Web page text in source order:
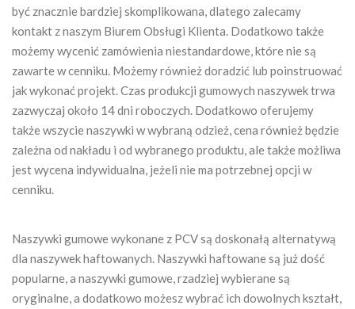
być znacznie bardziej skomplikowana, dlatego zalecamy
kontakt z naszym Biurem Obsługi Klienta. Dodatkowo także
możemy wycenić zamówienia niestandardowe, które nie są
zawarte w cenniku. Możemy również doradzić lub poinstruować
jak wykonać projekt. Czas produkcji gumowych naszywek trwa
zazwyczaj około 14 dni roboczych. Dodatkowo oferujemy
także wszycie naszywki w wybraną odzież, cena również będzie
zależna od nakładu i od wybranego produktu, ale także możliwa
jest wycena indywidualna, jeżeli nie ma potrzebnej opcji w
cenniku.
Naszywki gumowe wykonane z PCV są doskonałą alternatywą
dla naszywek haftowanych. Naszywki haftowane są już dość
popularne, a naszywki gumowe, rzadziej wybierane są
oryginalne, a dodatkowo możesz wybrać ich dowolnych kształt,